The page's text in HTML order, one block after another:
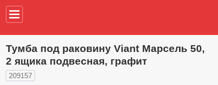
Тумба под раковину Viant Марсель 50,
2 ящика подвесная, графит
209157